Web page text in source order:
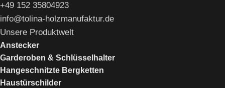
+49 152 35804923
info@tolina-holzmanufaktur.de
Unsere Produktwelt
Anstecker
Garderoben & Schlüsselhalter
Hangeschnitzte Bergketten
Haustürschilder